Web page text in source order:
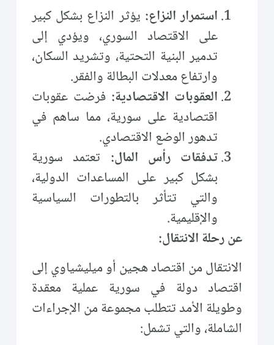
استمرار النزاع: يؤثر النزاع بشكل كبير
على الاقتصاد السوري، ويؤدي إلى
تدمير البنية التحتية، وتشريد السكان،
وارتفاع معدلات البطالة والفقر.
العقوبات الاقتصادية: فرضت عقوبات
اقتصادية على سورية، مما ساهم في
تدهور الوضع الاقتصادي.
تدفقات رأس المال: تعتمد سورية
بشكل كبير على المساعدات الدولية،
والتي تتأثر بالتطورات السياسية
والإقليمية.
عن رحلة الانتقال:
الانتقال من اقتصاد هجين أو ميليشياوي إلى
اقتصاد دولة في سورية عملية معقدة
وطويلة الأمد تتطلب مجموعة من الإجراءات
الشاملة، والتي تشمل: